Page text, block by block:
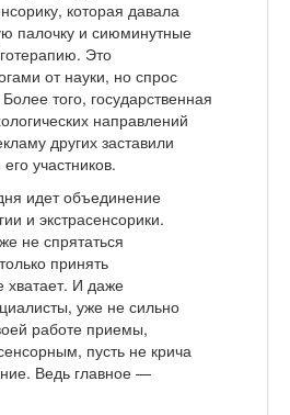
которая давала
палочку и сиюминутные
Это
от науки, но спрос
того, государственная
направлений
других заставили
участников.
идет объединение
и экстрасенсорики.
не спрятаться
принять
хватает. И даже
уже не сильно
работе приемы,
пусть не крича
Ведь главное —